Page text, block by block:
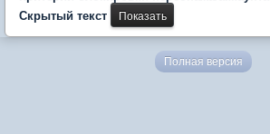
Скрытый текст
Полная версия